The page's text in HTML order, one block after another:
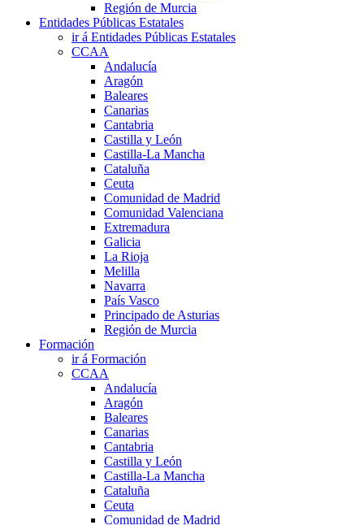
Región de Murcia
Entidades Públicas Estatales
ir á Entidades Públicas Estatales
CCAA
Andalucía
Aragón
Baleares
Canarias
Cantabria
Castilla y León
Castilla-La Mancha
Cataluña
Ceuta
Comunidad de Madrid
Comunidad Valenciana
Extremadura
Galicia
La Rioja
Melilla
Navarra
País Vasco
Principado de Asturias
Región de Murcia
Formación
ir á Formación
CCAA
Andalucía
Aragón
Baleares
Canarias
Cantabria
Castilla y León
Castilla-La Mancha
Cataluña
Ceuta
Comunidad de Madrid